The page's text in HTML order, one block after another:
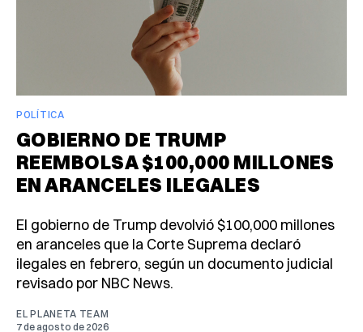
POLÍTICA
GOBIERNO DE TRUMP
REEMBOLSA $100,000 MILLONES
EN ARANCELES ILEGALES
El gobierno de Trump devolvió $100,000 millones
en aranceles que la Corte Suprema declaró
ilegales en febrero, según un documento judicial
revisado por NBC News.
EL PLANETA TEAM
7 de agosto de 2026